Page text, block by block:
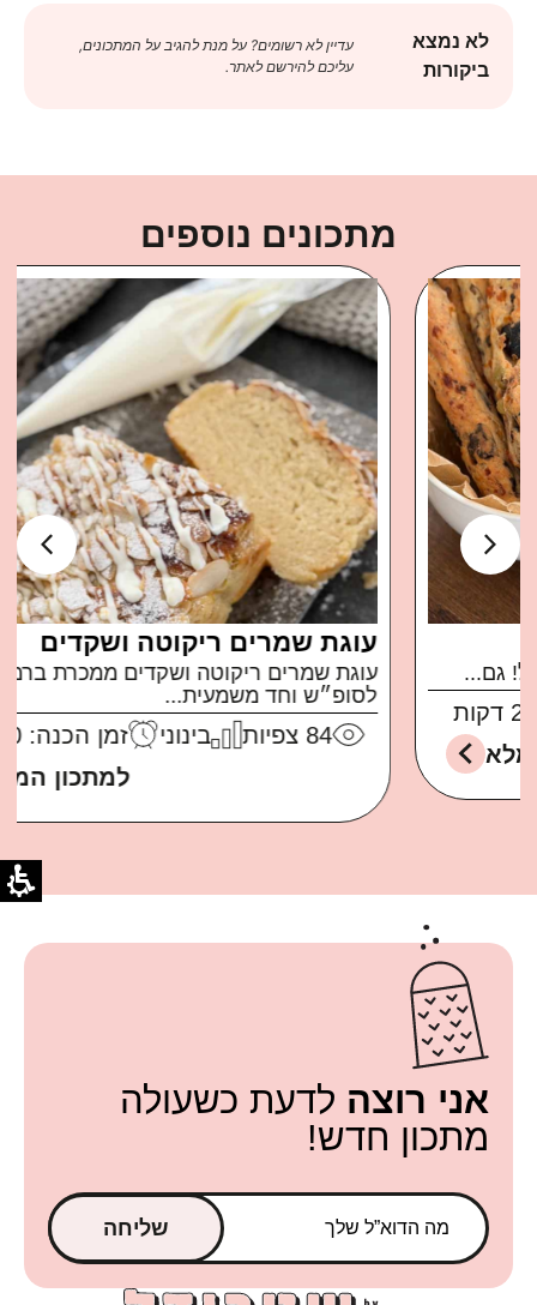
לא נמצא
ביקורות
עדיין לא רשומים? על מנת להגיב על המתכונים,
עליכם להירשם לאתר.
מתכונים נוספים
עוגת שמרים ריקוטה ושקדים
עוגת שמרים ריקוטה ושקדים ממכרת ברמות בול
לסופ״ש וחד משמעית...
84 צפיות בינוני
זמן הכנה: 30 דקות
למתכון המלא
אני רוצה לדעת כשעולה
מתכון חדש!
שליחה